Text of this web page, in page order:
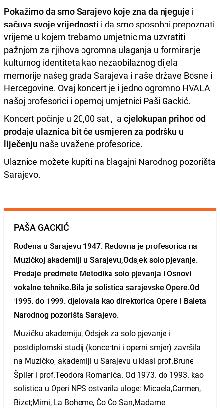
Pokažimo da smo Sarajevo koje zna da njeguje i
sačuva svoje vrijednosti i da smo sposobni prepoznati
vrijeme u kojem trebamo umjetnicima uzvratiti
pažnjom za njihova ogromna ulaganja u formiranje
kulturnog identiteta kao nezaobilaznog dijela
memorije našeg grada Sarajeva i naše države Bosne i
Hercegovine. Ovaj koncert je i jedno ogromno HVALA
našoj profesorici i opernoj umjetnici Paši Gackić.
Koncert počinje u 20,00 sati, a cjelokupan prihod od
prodaje ulaznica bit će usmjeren za podršku u
liječenju naše uvažene profesorice.
Ulaznice možete kupiti na blagajni Narodnog pozorišta
Sarajevo.
PAŠA GACKIĆ
Rođena u Sarajevu 1947. Redovna je profesorica na
Muzičkoj akademiji u Sarajevu,Odsjek solo pjevanje.
Predaje predmete Metodika solo pjevanja i Osnovi
vokalne tehnike.Bila je solistica sarajevske Opere.Od
1995. do 1999. djelovala kao direktorica Opere i Baleta
Narodnog pozorišta Sarajevo.
Muzičku akademiju, Odsjek za solo pjevanje i
postdiplomski studij (koncertni i operni smjer) završila
na Muzičkoj akademiji u Sarajevu u klasi prof.Brune
Špiler i prof.Teodora Romanića. Od 1973. do 1993. kao
solistica u Operi NPS ostvarila uloge: Micaela,Carmen,
Bizet;Mimi, La Boheme, Čo Čo San,Madame